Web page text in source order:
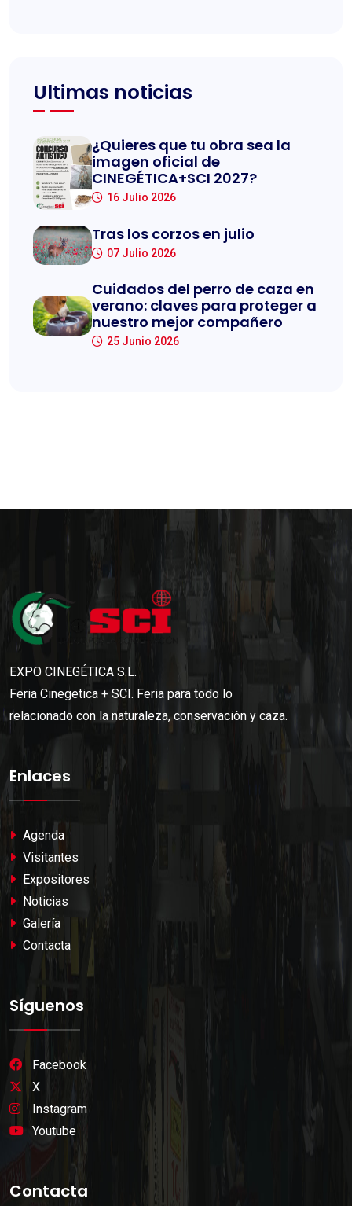
Ultimas noticias
¿Quieres que tu obra sea la
imagen oficial de
CINEGÉTICA+SCI 2027?
16 Julio 2026
Tras los corzos en julio
07 Julio 2026
Cuidados del perro de caza en
verano: claves para proteger a
nuestro mejor compañero
25 Junio 2026
EXPO CINEGÉTICA S.L.
Feria Cinegetica + SCI. Feria para todo lo
relacionado con la naturaleza, conservación y caza.
Enlaces
Agenda
Visitantes
Expositores
Noticias
Galería
Contacta
Síguenos
Facebook
X
Instagram
Youtube
Contacta